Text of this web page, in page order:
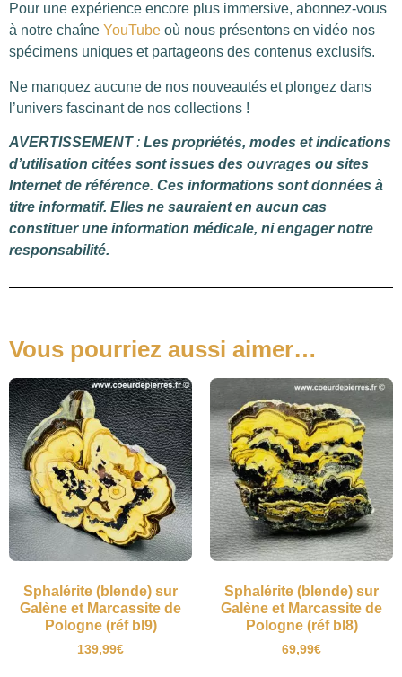
Pour une expérience encore plus immersive, abonnez-vous
à notre chaîne YouTube où nous présentons en vidéo nos
spécimens uniques et partageons des contenus exclusifs.
Ne manquez aucune de nos nouveautés et plongez dans
l’univers fascinant de nos collections !
AVERTISSEMENT: Les propriétés, modes et indications
d’utilisation citées sont issues des ouvrages ou sites
Internet de référence. Ces informations sont données à
titre informatif. Elles ne sauraient en aucun cas
constituer une information médicale, ni engager notre
responsabilité.
Vous pourriez aussi aimer…
Sphalérite (blende) sur
Galène et Marcassite de
Pologne (réf bl9)
139,99€
Sphalérite (blende) sur
Galène et Marcassite de
Pologne (réf bl8)
69,99€